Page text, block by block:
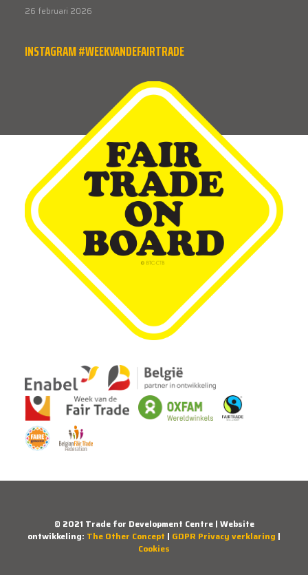
26 februari 2026
INSTAGRAM #WEEKVANDEFAIRTRADE
© 2021 Trade for Development Centre | Website
ontwikkeling: The Other Concept | GDPR Privacy verklaring |
Cookies